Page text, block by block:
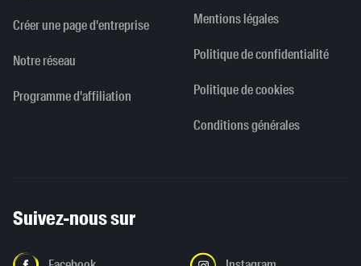
Créer une page d'entreprise
Notre réseau
Programme d'affiliation
Mentions légales
Politique de confidentialité
Politique de cookies
Conditions générales
Suivez-nous sur